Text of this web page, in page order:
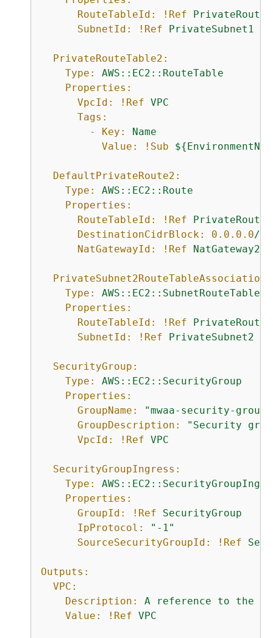
RouteTableId:
!Ref
SubnetId:
!Ref PrivateSubnet1
PrivateRouteTable2:
Type:
AWS::EC2::RouteTable
Properties:
VpcId:
!Ref VPC
Tags:
-
Key:
Name
Value:
!Sub ${
DefaultPrivateRoute2:
Type:
AWS::EC2::Route
Properties:
RouteTableId:
!Ref
DestinationCidrBlock:
0.0 .0 .0/0
NatGatewayId:
!Ref NatGateway2
PrivateSubnet2RouteTableAssociation:
Type:
Properties:
RouteTableId:
!Ref
SubnetId:
!Ref PrivateSubnet2
SecurityGroup:
Type:
AWS::EC2::SecurityGroup
Properties:
GroupName:
"mwaa-security-group"
GroupDescription:
"Security
VpcId:
!Ref VPC
SecurityGroupIngress:
Type:
Properties:
GroupId:
!Ref
SecurityGroup
IpProtocol:
"-1"
SourceSecurityGroupId:
!Ref
Outputs:
VPC:
Description:
A reference to the
Value:
!Ref VPC